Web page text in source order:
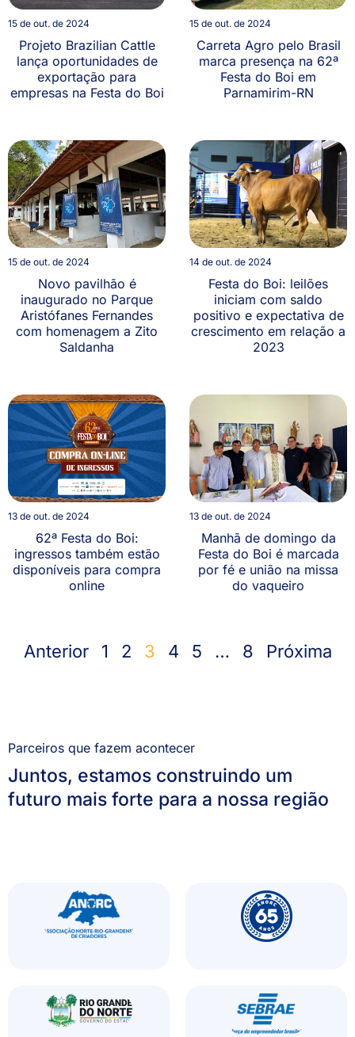
15 de out. de 2024
Projeto Brazilian Cattle
lança oportunidades de
exportação para
empresas na Festa do Boi
15 de out. de 2024
Carreta Agro pelo Brasil
marca presença na 62ª
Festa do Boi em
Parnamirim-RN
15 de out. de 2024
Novo pavilhão é
inaugurado no Parque
Aristófanes Fernandes
com homenagem a Zito
Saldanha
14 de out. de 2024
Festa do Boi: leilões
iniciam com saldo
positivo e expectativa de
crescimento em relação a
2023
13 de out. de 2024
62ª Festa do Boi:
ingressos também estão
disponíveis para compra
online
13 de out. de 2024
Manhã de domingo da
Festa do Boi é marcada
por fé e união na missa
do vaqueiro
Anterior 1 2 3 4 5 … 8 Próxima
Parceiros que fazem acontecer
Juntos, estamos construindo um
futuro mais forte para a nossa região